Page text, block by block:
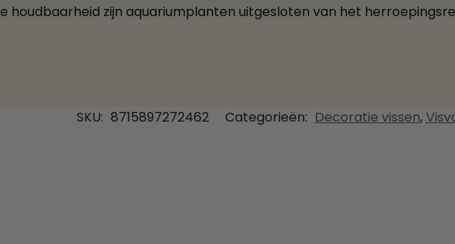
houdbaarheid zijn aquariumplanten uitgesloten van het
SKU: 8715897272462 Categorieën: Decoratie vissen,